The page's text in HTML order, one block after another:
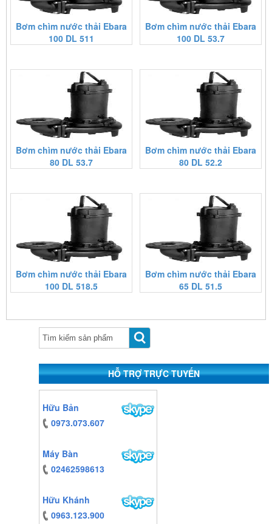
Bơm chìm nước thải Ebara
100 DL 511
Bơm chìm nước thải Ebara
100 DL 53.7
Bơm chìm nước thải Ebara
80 DL 53.7
Bơm chìm nước thải Ebara
80 DL 52.2
Bơm chìm nước thải Ebara
100 DL 518.5
Bơm chìm nước thải Ebara
65 DL 51.5
https:/www.high-
endrolex.com/13
HỖ TRỢ TRỰC TUYẾN
endrolex.com/13
Hữu Bản
0973.073.607
Máy Bàn
02462598613
Hữu Khánh
0963.123.900